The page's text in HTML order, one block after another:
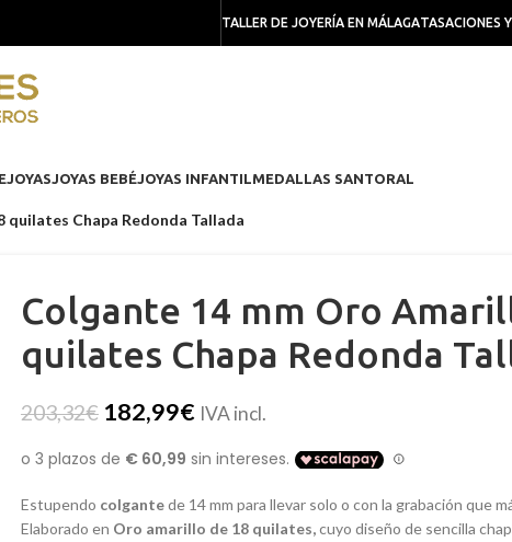
TALLER DE JOYERÍA EN MÁLAGATASACIONES
JOYASJOYAS BEBÉJOYAS INFANTILMEDALLAS SANTORAL
Chapa Redonda Tallada
Colgante 14 mm Oro
quilates Chapa Redonda
203,32€ 182,99€ IVA incl.
Estupendo colgantede 14 mm para llevar solo o con la grabación que
Elaborado en Oro amarillo de 18 quilates,cuyo diseño de sencilla